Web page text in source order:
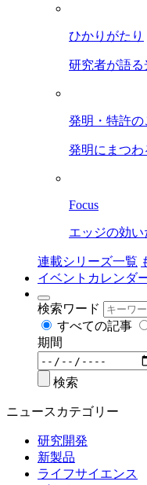
ひかりがたり
研究者が語
発明・特許の
発明にまつわ
Focus
エッジの効い
連載シリーズ一覧
イベントカレンダ
検索ワード
すべての記事
期間
検索
ニュースカテゴリー
研究開発
新製品
ライフサイエンス